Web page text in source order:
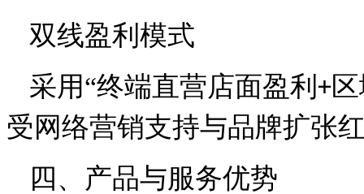
双线盈利模式
采用“终端直营店面盈利 +
受网络营销支持与品牌扩张
四、产品与服务优势